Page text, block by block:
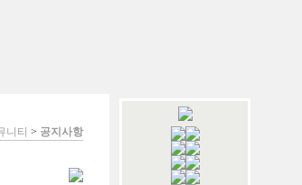
니티 > 공지사항